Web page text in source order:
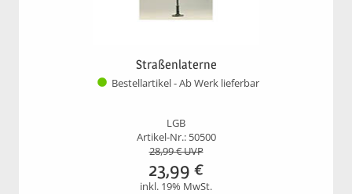
Straßenlaterne
Bestellartikel - Ab Werk lieferbar
LGB
Artikel-Nr.: 50500
28,99€ UVP
23,99 €
inkl. 19% MwSt.